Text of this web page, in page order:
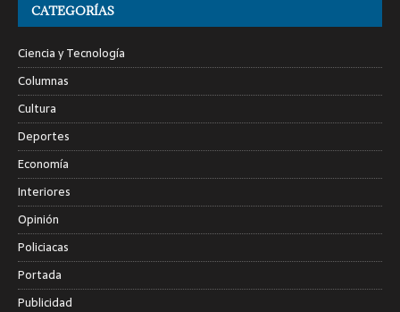
CATEGORÍAS
Ciencia y Tecnología
Columnas
Cultura
Deportes
Economía
Interiores
Opinión
Policiacas
Portada
Publicidad